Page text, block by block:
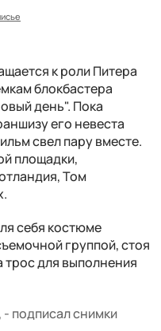
к роли Питера
блокбастера
день". Пока
его невеста
свел пару вместе.
площадки,
Том
себя костюме
группой, стоя
трос для выполнения
подписал снимки